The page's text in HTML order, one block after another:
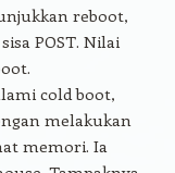
reboot,
POST. Nilai
cold boot,
melakukan
memori. Ia